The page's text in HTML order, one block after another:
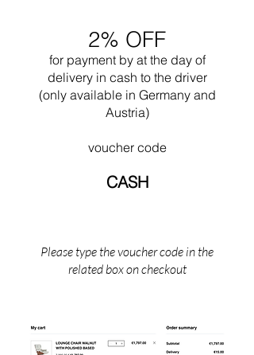
2% OFF
for payment by at the day of
delivery in cash to the driver
(only available in Germany and
Austria)
voucher code
CASH
Please type the voucher code in the
related box on checkout